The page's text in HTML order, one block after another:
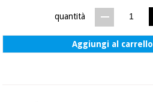
quantità
Aggiungi al carrello